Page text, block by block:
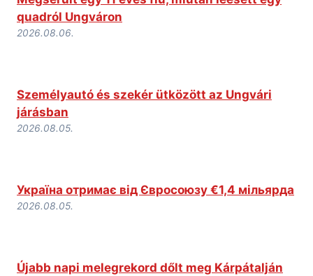
quadról Ungváron
2026.08.06.
Személyautó és szekér ütközött az Ungvári
járásban
2026.08.05.
Україна отримає від Євросоюзу €1,4 мільярда
2026.08.05.
Újabb napi melegrekord dőlt meg Kárpátalján